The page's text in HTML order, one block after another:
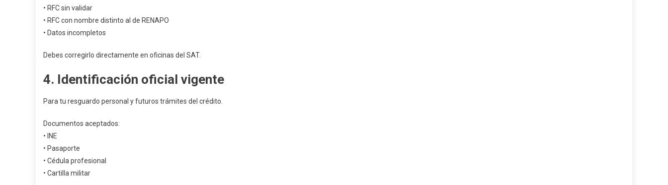
• RFC sin validar
• RFC con nombre distinto al de RENAPO
• Datos incompletos
Debes corregirlo directamente en oficinas del SAT.
4. Identificación oficial vigente
Para tu resguardo personal y futuros trámites del crédito.
Documentos aceptados:
• INE
• Pasaporte
• Cédula profesional
• Cartilla militar